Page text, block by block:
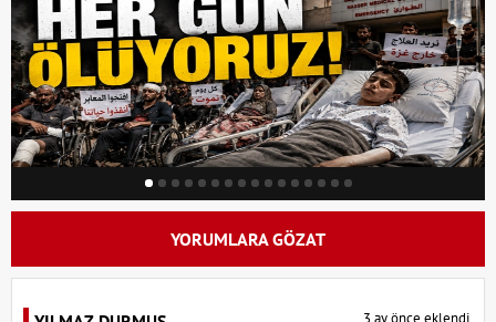
YORUMLARA GÖZAT